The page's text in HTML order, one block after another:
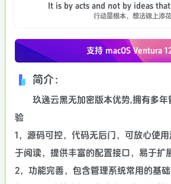
It is by acts and not by ideas
行动是根本，想法锦上添花
支持 macOSVentura
简介：
玖逸云黑无加密版本优势,拥有多
验
1，源码可控，代码无后门，可放心使
于阅读，提供丰富的配置接口，易于扩
2，功能完善，包含管理系统常用的基